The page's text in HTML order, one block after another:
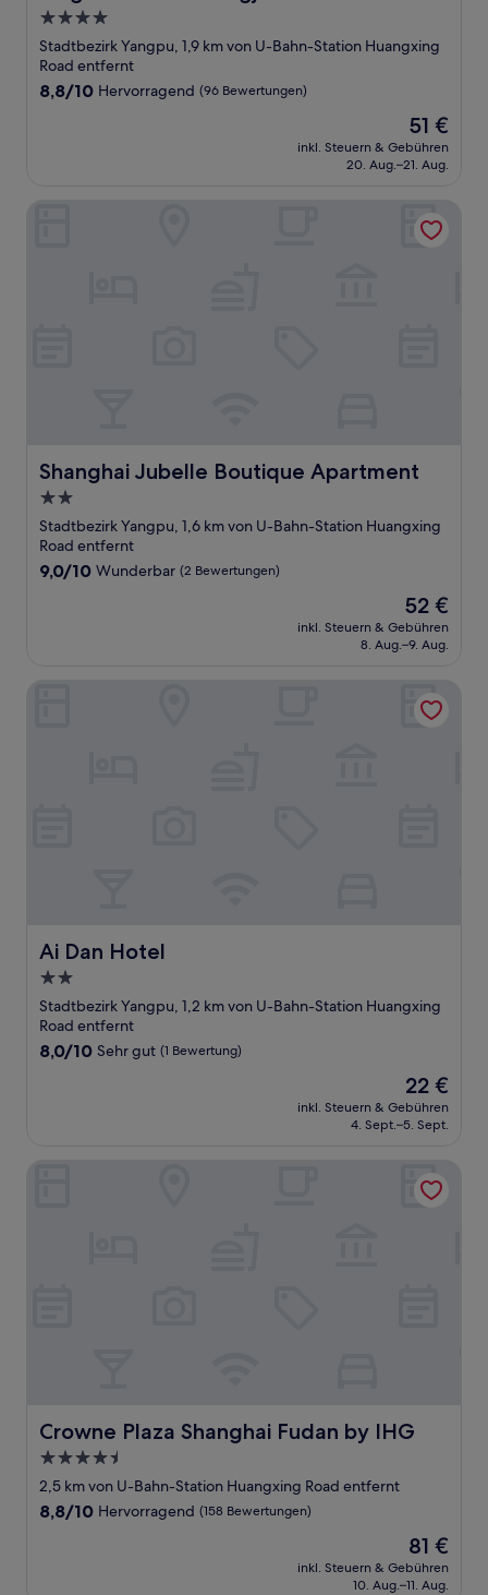
4.0-
Sterne-
Unterkunft
Stadtbezirk Yangpu, 1,9 km von U-Bahn-Station Huangxing
Road entfernt
8.8
8,8/10 Hervorragend (96 Bewertungen)
Der
Preis
beträgt
51 €
inkl. Steuern & Gebühren
20. Aug.–21. Aug.
Shanghai Jubelle Boutique Apartment
Shanghai Jubelle Boutique Apartment
2.0-
Sterne-
Unterkunft
Stadtbezirk Yangpu, 1,6 km von U-Bahn-Station Huangxing
Road entfernt
9.0
9,0/10 Wunderbar (2 Bewertungen)
Der
Preis
beträgt
52 €
inkl. Steuern & Gebühren
8. Aug.–9. Aug.
Ai Dan Hotel
Ai Dan Hotel
2.0-
Sterne-
Unterkunft
Stadtbezirk Yangpu, 1,2 km von U-Bahn-Station Huangxing
Road entfernt
8.0
Bewertung)
8,0/10 Sehr gut (1 Bewertung)
Der
Preis
beträgt
22 €
inkl. Steuern & Gebühren
4. Sept.–5. Sept.
Crowne Plaza Shanghai Fudan by IHG
Crowne Plaza Shanghai Fudan by IHG
4.5-
Sterne-
Unterkunft
2,5 km von U-Bahn-Station Huangxing Road entfernt
8.8
8,8/10 Hervorragend (158 Bewertungen)
Der
Preis
beträgt
81 €
inkl. Steuern & Gebühren
10. Aug.–11. Aug.